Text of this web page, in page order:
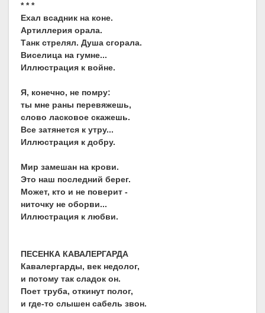
* * *
Ехал всадник на коне.
Артиллерия орала.
Танк стрелял. Душа сгорала.
Виселица на гумне...
Иллюстрация к войне.
Я, конечно, не помру:
ты мне раны перевяжешь,
слово ласковое скажешь.
Все затянется к утру...
Иллюстрация к добру.
Мир замешан на крови.
Это наш последний берег.
Может, кто и не поверит -
ниточку не оборви...
Иллюстрация к любви.
ПЕСЕНКА КАВАЛЕРГАРДА
Кавалергарды, век недолог,
и потому так сладок он.
Поет труба, откинут полог,
и где-то слышен сабель звон.